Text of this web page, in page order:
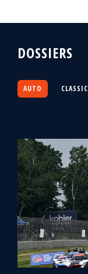
DOSSIERS
AUTO CLASSIC